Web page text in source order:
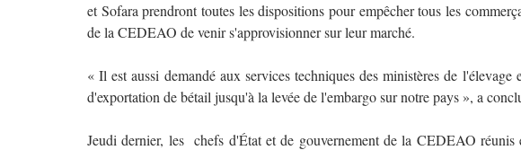
et Sofara prendront toutes les dispositions pour empêcher tous les
de la CEDEAO de venir s'approvisionner sur leur marché.
« Il est aussi demandé aux services techniques des ministères de
d'exportation de bétail jusqu'à la levée de l'embargo sur notre pays », a
Jeudi dernier, les chefs d'État et de gouvernement de la CEDEAO réunis